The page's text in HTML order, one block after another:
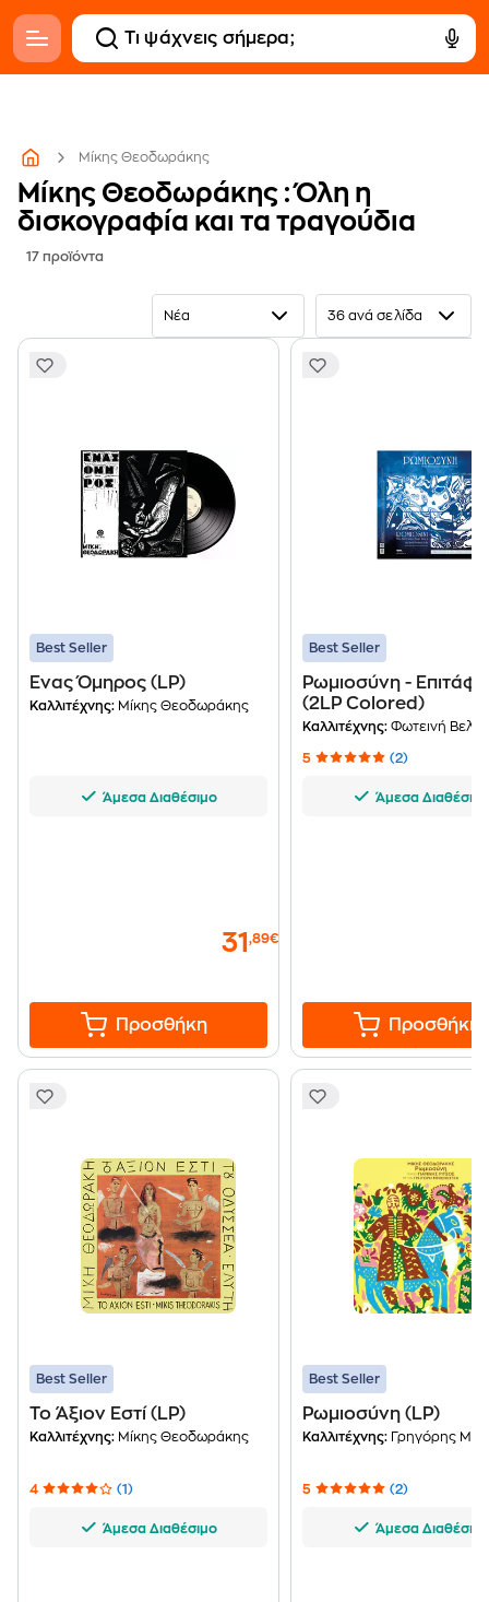
Μίκης Θεοδωράκης
Μίκης Θεοδωράκης : Όλη η
δισκογραφία και τα τραγούδια
17 προϊόντα
Νέα 36 ανά σελίδα
Best Seller
Ένας Όμηρος (LP)
Καλλιτέχνης: Μίκης Θεοδωράκης
Άμεσα Διαθέσιμο
31 ,89€
Προσθήκη
Best Seller
Ρωμιοσύνη -
(2LP Colored)
Καλλιτέχνης: Φωτεινή
5 (2)
Άμεσα Διαθέσιμο
Προσθήκη
Best Seller
Το Άξιον Εστί (LP)
Καλλιτέχνης: Μίκης Θεοδωράκης
4 (1)
Άμεσα Διαθέσιμο
Best Seller
Ρωμιοσύνη (LP)
Καλλιτέχνης: Γρηγόρης
5 (2)
Άμεσα Διαθέσιμο